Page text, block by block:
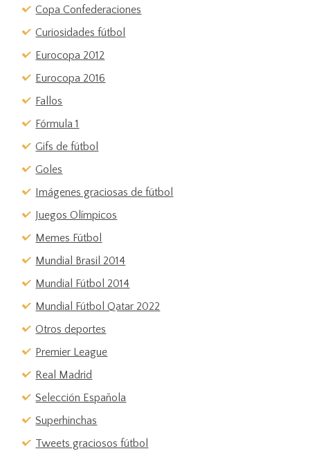
Copa Confederaciones
Curiosidades fútbol
Eurocopa 2012
Eurocopa 2016
Fallos
Fórmula 1
Gifs de fútbol
Goles
Imágenes graciosas de fútbol
Juegos Olímpicos
Memes Fútbol
Mundial Brasil 2014
Mundial Fútbol 2014
Mundial Fútbol Qatar 2022
Otros deportes
Premier League
Real Madrid
Selección Española
Superhinchas
Tweets graciosos fútbol